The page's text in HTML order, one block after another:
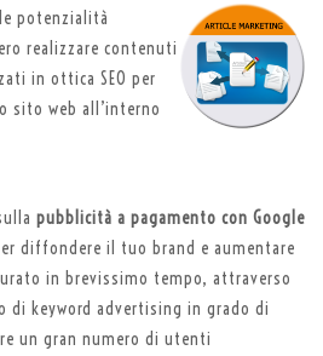
potenzialità
realizzare contenuti
in ottica SEO per
sito web all’interno
pubblicità a pagamento con Google
diffondere il tuo brand e aumentare
in brevissimo tempo, attraverso
di keyword advertising in grado di
un gran numero di utenti